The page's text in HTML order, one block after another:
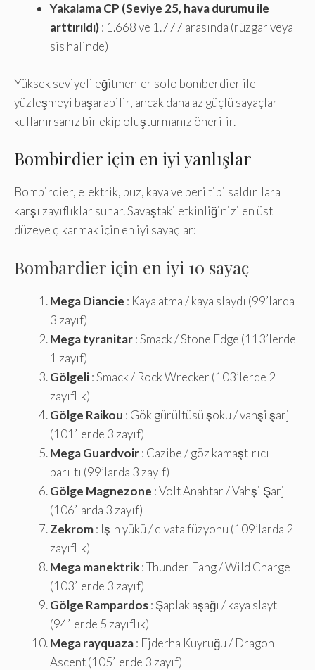
Yakalama CP (Seviye 25, hava durumu ile
arttırıldı): 1.668 ve 1.777 arasında (rüzgar veya
sis halinde)
Yüksek seviyeli eğitmenler solo bomberdier ile
yüzleşmeyi başarabilir, ancak daha az güçlü sayaçlar
kullanırsanız bir ekip oluşturmanız önerilir.
Bombirdier için en iyi yanlışlar
Bombirdier, elektrik, buz, kaya ve peri tipi saldırılara
karşı zayıflıklar sunar. Savaştaki etkinliğinizi en üst
düzeye çıkarmak için en iyi sayaçlar:
Bombardier için en iyi 10 sayaç
Mega Diancie : Kaya atma / kaya slaydı (99’larda
3 zayıf)
Mega tyranitar: Smack / Stone Edge (113’lerde
1 zayıf)
Gölgeli: Smack / Rock Wrecker (103’lerde 2
zayıflık)
Gölge Raikou : Gök gürültüsü şoku / vahşi şarj
(101’lerde 3 zayıf)
Mega Guardvoir: Cazibe / göz kamaştırıcı
parıltı (99’larda 3 zayıf)
Gölge Magnezone : Volt Anahtar / Vahşi Şarj
(106’larda 3 zayıf)
Zekrom: Işın yükü / cıvata füzyonu (109’larda 2
zayıflık)
Mega manektrik: Thunder Fang / Wild Charge
(103’lerde 3 zayıf)
Gölge Rampardos: Şaplak aşağı / kaya slayt
(94’lerde 5 zayıflık)
Mega rayquaza: Ejderha Kuyruğu / Dragon
Ascent (105’lerde 3 zayıf)